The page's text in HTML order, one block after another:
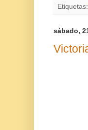
Etiquetas:
sábado,